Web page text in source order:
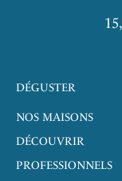
DÉGUSTER
NOS MAISONS
DÉCOUVRIR
PROFESSIONNELS